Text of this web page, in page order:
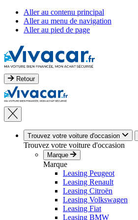
Aller au contenu principal
Aller au menu de navigation
Aller au pied de page
Retour
Trouvez votre voiture d'occasion
Trouvez votre voiture d'occasion
Marque
Marque
Leasing Peugeot
Leasing Renault
Leasing Citroën
Leasing Volkswagen
Leasing Fiat
Leasing BMW